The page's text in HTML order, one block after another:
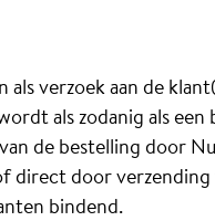
verzoek aan de
als zodanig als
de bestelling door
door verzending
bindend.